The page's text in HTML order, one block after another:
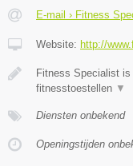
E-mail › Fitness
Website: http://
Fitness Specialist
fitnesstoestellen ▼
Diensten onbekend
Openingstijden